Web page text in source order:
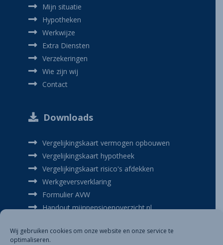
Wij gebruiken cookies om onze website en onze service te
optimaliseren.
Mijn situatie
Hypotheken
Werkwijze
Extra Diensten
Verzekeringen
Wie zijn wij
Contact
Downloads
Vergelijkingskaart vermogen opbouwen
Vergelijkingskaart hypotheek
Vergelijkingskaart risico's afdekken
Werkgeversverklaring
Formulier AVW
Handout mijnpensioenoverzicht.nl
Verbouwingsspecificatie